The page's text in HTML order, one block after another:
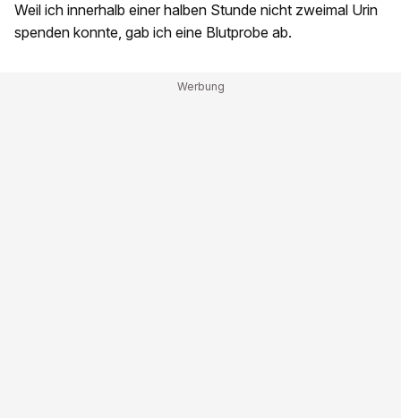
Weil ich innerhalb einer halben Stunde nicht zweimal Urin
spenden konnte, gab ich eine Blutprobe ab.